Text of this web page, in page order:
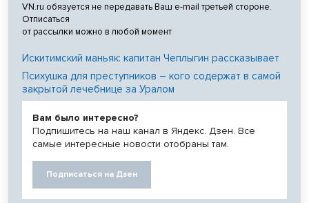
VN.ru обязуется не передавать Ваш e-mail третьей стороне.
Отписаться
от рассылки можно в любой момент
Искитимский маньяк: капитан Чеплыгин рассказывает
Психушка для преступников – кого содержат в самой
закрытой лечебнице за Уралом
Вам было интересно?
Подпишитесь на наш канал в Яндекс. Дзен. Все
самые интересные новости отобраны там.
Подписаться на Дзен